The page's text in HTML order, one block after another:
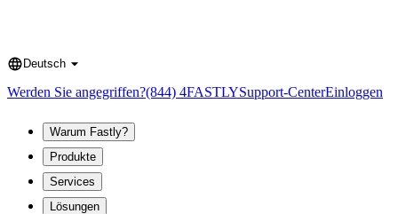
Language
Deutsch
Werden Sie angegriffen?(844) 4FASTLYSupport-CenterEinloggen
Warum Fastly?
Produkte
Services
Lösungen